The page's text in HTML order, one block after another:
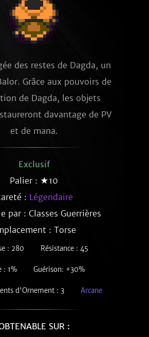
des restes de Dagda, un
Grâce aux pouvoirs de
de Dagda, les objets
davantage de PV
et de mana.
Exclusif
Palier : ★10
: Légendaire
par : Classes Guerrières
: Torse
: 280 Résistance : 45
: 1% Guérison: +30%
d'Ornement : 3 Arcane
SUR :